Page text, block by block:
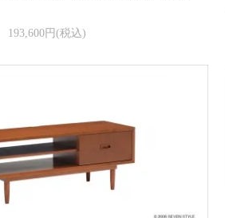
193,600円(税込)